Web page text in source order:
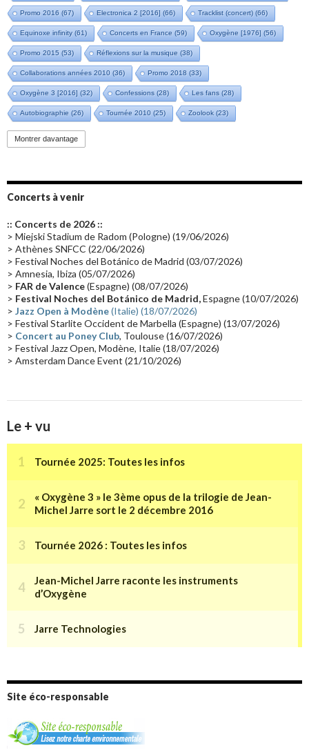
Promo 2016 (67) Electronica 2 [2016] (66) Tracklist (concert) (66)
Equinoxe infinity(61) Concerts en France (59) Oxygène [1976] (56)
Promo 2015 (53) Réflexions sur la musique (38)
Collaborations années 2010 (36) Promo 2018 (33)
Oxygène 3 [2016] (32) Confessions (28) Les fans (28)
Autobiographie (26) Tournée 2010 (25) Zoolook (23)
Promo 2019(23)
Groupe de Recherche Musicale
Passages radio Vidéo Jarrecast (16) Synthé 80's
Les concerts en Chine(16) Cinéma
Synthé Roland(15) Belgique(15)
(14) Astronomie (14) (14)
Tournée 2025(14) 2024(14) Chine(13)
Montrer davantage
Concerts à venir
:: Concerts de 2026 ::
> Miejski Stadium de Radom (Pologne) (19/06/2026)
> Athènes SNFCC (22/06/2026)
> Festival Noches del Botánico de Madrid (03/07/2026)
> Amnesia, Ibiza (05/07/2026)
> FAR de Valence(Espagne) (08/07/2026)
> Festival Noches del Botánico de Madrid,Espagne (10/07/2026)
> Jazz Open à Modène(Italie) (18/07/2026)
> Festival Starlite Occident de Marbella (Espagne) (13/07/2026)
> Concert au Poney Club, Toulouse (16/07/2026)
> Festival Jazz Open, Modène, Italie (18/07/2026)
> Amsterdam Dance Event (21/10/2026)
Le + vu
Site éco-responsable